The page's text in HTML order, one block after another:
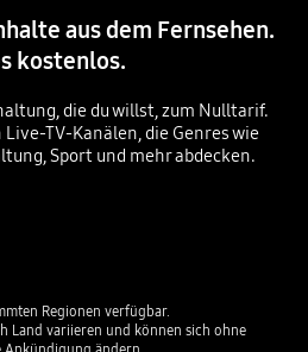
aus dem Fernsehen.
kostenlos.
die du willst, zum Nulltarif.
TV-Kanälen, die Genres wie
Sport und mehr abdecken.
Regionen verfügbar.​
Land variieren und können sich ohne